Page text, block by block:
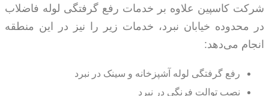
شرکت کاسپین علاوه بر خدمات رفع گرفتگی لوله فاضلاب
در محدوده خیابان نبرد، خدمات زیر را نیز در این منطقه
انجام می‌دهد:
رفع گرفتگی لوله آشپزخانه و سینک در نبرد
نصب توالت فرنگی در نبرد